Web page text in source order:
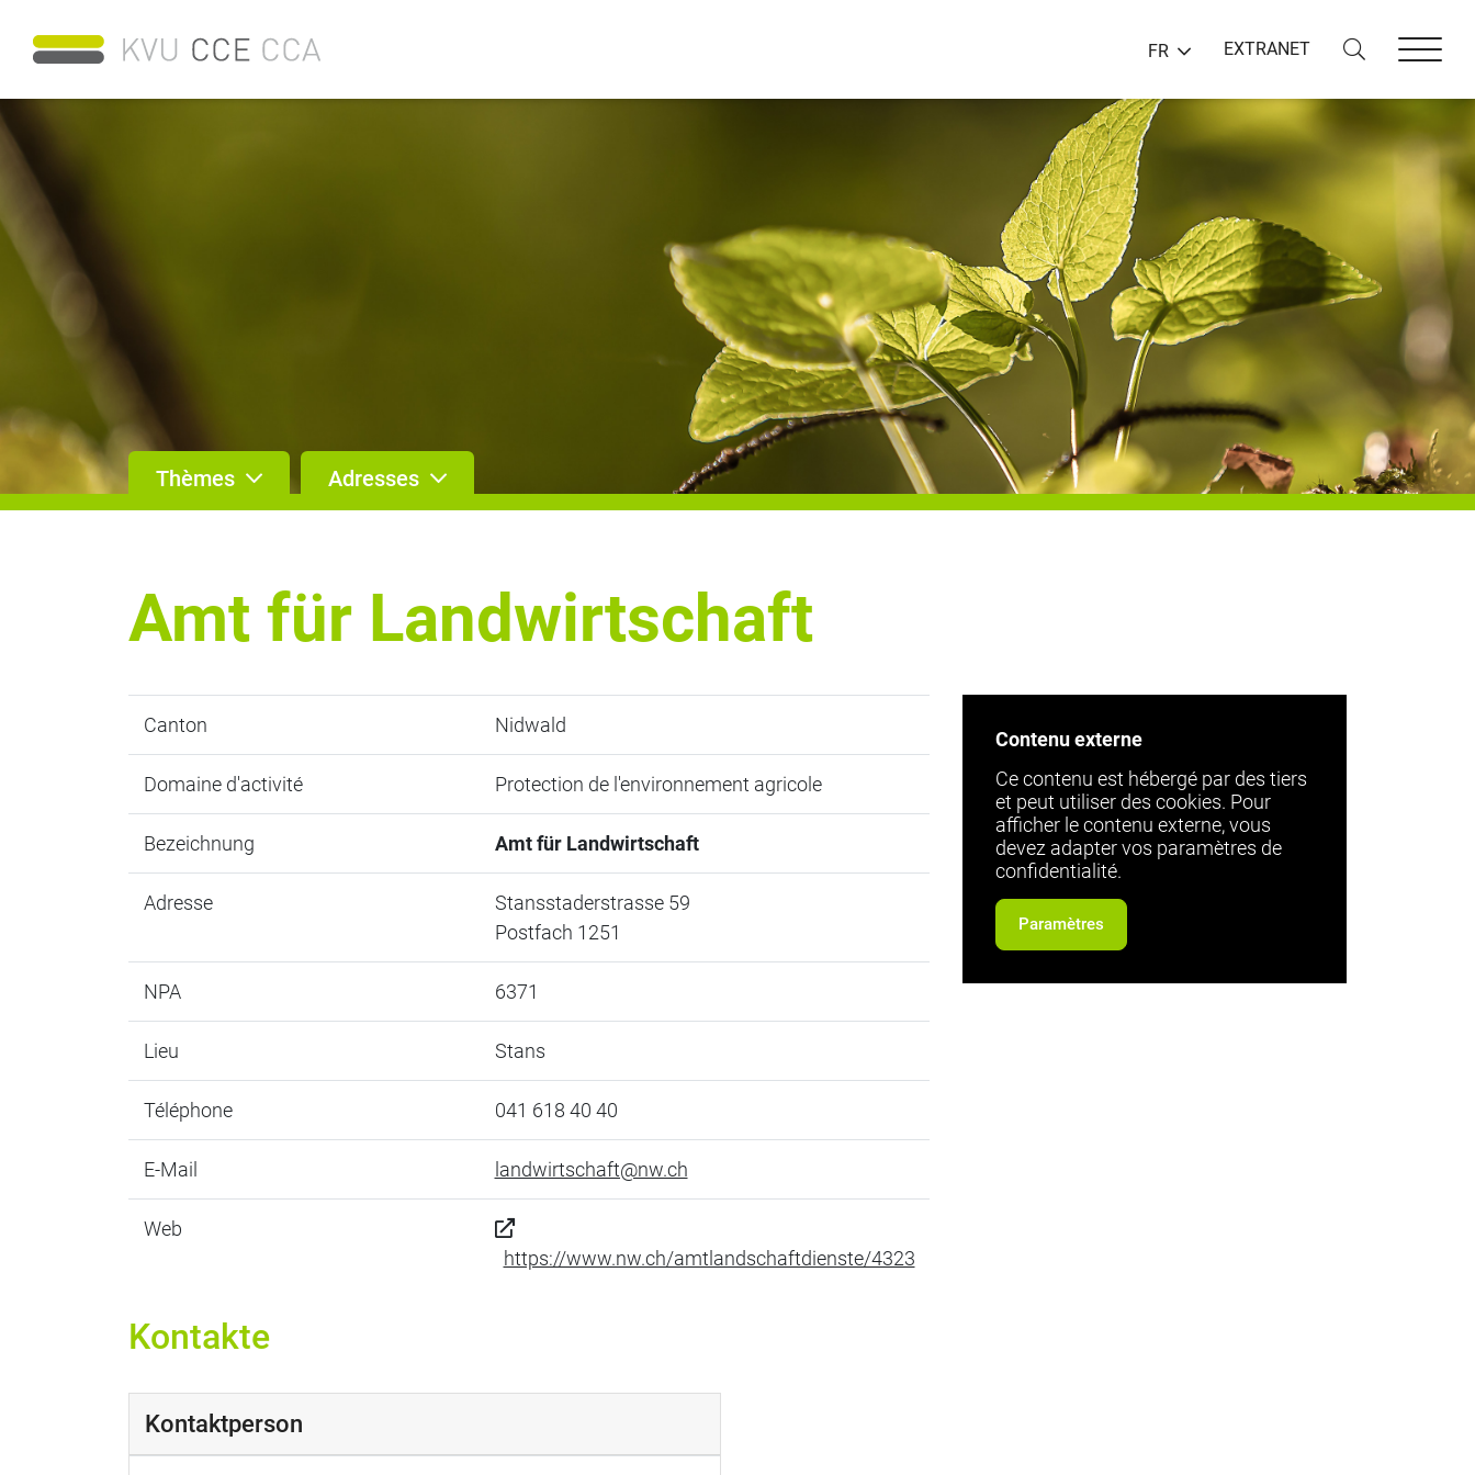
FR EXTRANET
Thèmes Adresses
Amt für Landwirtschaft
Canton Nidwald
Domaine d'activité Protection de l'environnement agricole
Bezeichnung Amt für Landwirtschaft
Adresse
Stansstaderstrasse 59
Postfach 1251
NPA 6371
Lieu Stans
Téléphone 041 618 40 40
E-Mail landwirtschaft@nw.ch
Web
https://www.nw.ch/amtlandschaftdienste/4323
Contenu externe
Ce contenu est hébergé par des tiers
et peut utiliser des cookies. Pour
afficher le contenu externe, vous
devez adapter vos paramètres de
confidentialité.
Paramètres
Kontakte
Kontaktperson